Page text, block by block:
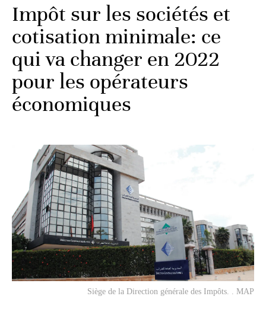
Impôt sur les sociétés et
cotisation minimale: ce
qui va changer en 2022
pour les opérateurs
économiques
Siège de la Direction générale des Impôts. . MAP